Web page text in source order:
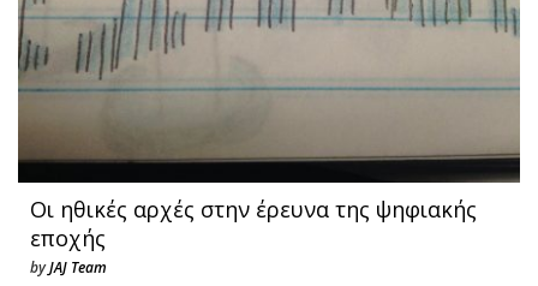
Οι ηθικές αρχές στην έρευνα της ψηφιακής
εποχής
byJAJ Team